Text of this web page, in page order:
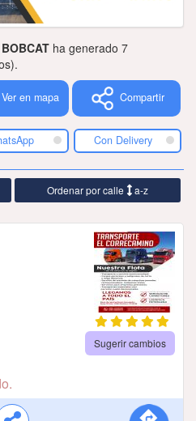
Publicidad
Tiendacores
Contactenos
ha generado 7
Ver en mapa Compartir
Con Delivery
Ordenar por calle a-z
Sugerir cambios